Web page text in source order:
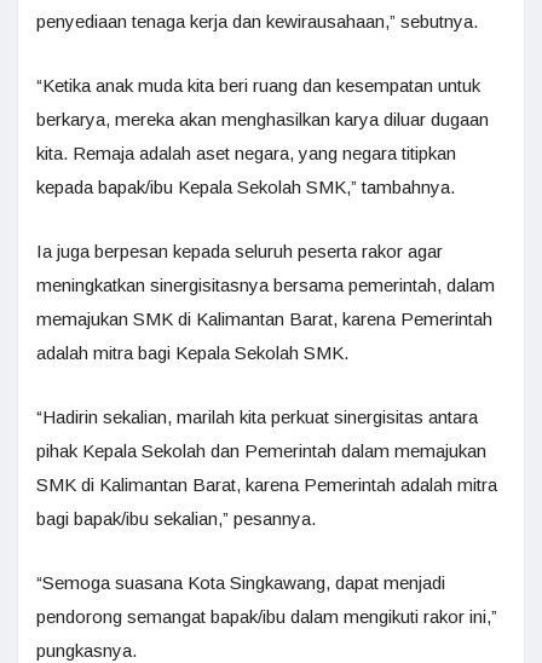
penyediaan tenaga kerja dan kewirausahaan,” sebutnya.
“Ketika anak muda kita beri ruang dan kesempatan untuk
berkarya, mereka akan menghasilkan karya diluar dugaan
kita. Remaja adalah aset negara, yang negara titipkan
kepada bapak/ibu Kepala Sekolah SMK,” tambahnya.
Ia juga berpesan kepada seluruh peserta rakor agar
meningkatkan sinergisitasnya bersama pemerintah, dalam
memajukan SMK di Kalimantan Barat, karena Pemerintah
adalah mitra bagi Kepala Sekolah SMK.
“Hadirin sekalian, marilah kita perkuat sinergisitas antara
pihak Kepala Sekolah dan Pemerintah dalam memajukan
SMK di Kalimantan Barat, karena Pemerintah adalah mitra
bagi bapak/ibu sekalian,” pesannya.
“Semoga suasana Kota Singkawang, dapat menjadi
pendorong semangat bapak/ibu dalam mengikuti rakor ini,”
pungkasnya.